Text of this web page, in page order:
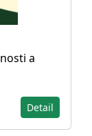
a
Detail